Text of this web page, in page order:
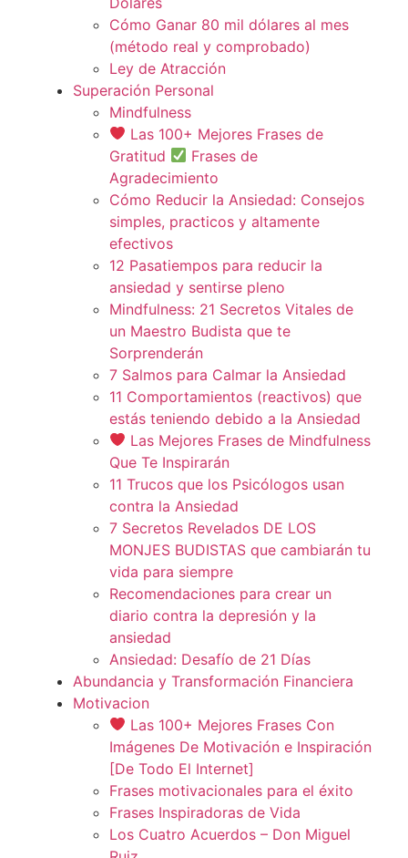
Cómo Ganar 80 mil dólares al mes
(método real y comprobado)
Ley de Atracción
Superación Personal
Mindfulness
Las 100+ Mejores Frases de
Gratitud
Frases de
Agradecimiento
Cómo Reducir la Ansiedad: Consejos
simples, practicos y altamente
efectivos
12 Pasatiempos para reducir la
ansiedad y sentirse pleno
Mindfulness: 21 Secretos Vitales de
un Maestro Budista que te
Sorprenderán
7 Salmos para Calmar la Ansiedad
11 Comportamientos (reactivos) que
estás teniendo debido a la Ansiedad
Las Mejores Frases de Mindfulness
Que Te Inspirarán
11 Trucos que los Psicólogos usan
contra la Ansiedad
7 Secretos Revelados DE LOS
MONJES BUDISTAS que cambiarán tu
vida para siempre
Recomendaciones para crear un
diario contra la depresión y la
ansiedad
Ansiedad: Desafío de 21 Días
Abundancia y Transformación Financiera
Motivacion
Las 100+ Mejores Frases Con
Imágenes De Motivación e Inspiración
[De Todo El Internet]
Frases motivacionales para el éxito
Frases Inspiradoras de Vida
Los Cuatro Acuerdos – Don Miguel